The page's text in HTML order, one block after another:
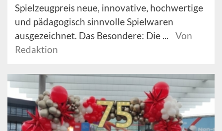
Spielzeugpreis neue, innovative, hochwertige
und pädagogisch sinnvolle Spielwaren
ausgezeichnet. Das Besondere: Die ...
Von
Redaktion